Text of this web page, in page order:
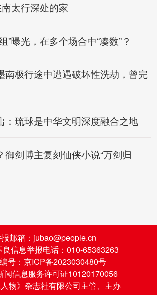
南太行深处的家
”曝光，在多个场合中“凑数”？
南极行途中遭遇破坏性洗劫，曾完
：琉球是中华文明深度融合之地
御剑博主复刻仙侠小说“万剑归
邮箱：jubao@people.cn
信息举报电话：010-65363263
号：京ICP备2023030480号
闻信息服务许可证10120170056
物》杂志社有限公司主管、主办